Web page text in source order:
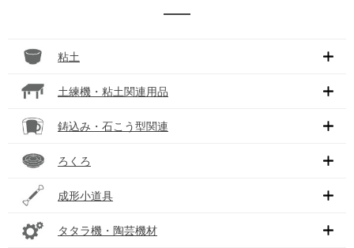
粘土
土練機・粘土関連用品
鋳込み・石こう型関連
ろくろ
成形小道具
タタラ機・陶芸機材